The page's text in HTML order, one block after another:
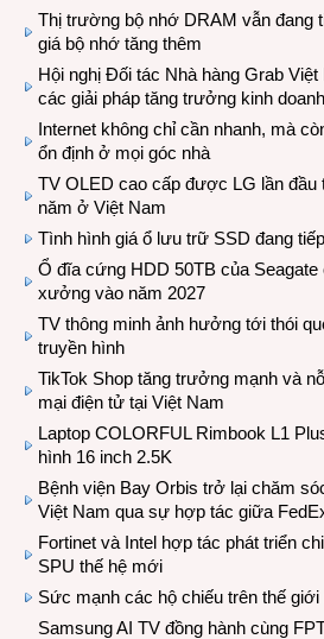
Thị trường bộ nhớ DRAM vẫn đang
giá bộ nhớ tăng thêm
Hội nghị Đối tác Nhà hàng Grab
các giải pháp tăng trưởng kinh doanh
Internet không chỉ cần nhanh, mà
ổn định ở mọi góc nhà
TV OLED cao cấp được LG lần đầu
năm ở Việt Nam
Tình hình giá ổ lưu trữ SSD đang
Ổ đĩa cứng HDD 50TB của Seagate
xưởng vào năm 2027
TV thông minh ảnh hưởng tới thói
truyền hình
TikTok Shop tăng trưởng mạnh và
mại điện tử tại Việt Nam
Laptop COLORFUL Rimbook L1
hình 16 inch 2.5K
Bệnh viện Bay Orbis trở lại chăm
Việt Nam qua sự hợp tác giữa
Fortinet và Intel hợp tác phát triển
SPU thế hệ mới
Sức mạnh các hộ chiếu trên thế giới
Samsung AI TV đồng hành cùng